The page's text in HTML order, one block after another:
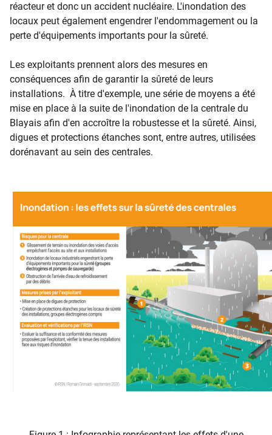
réacteur et donc un accident nucléaire. L'inondation des
locaux peut également engendrer l'endommagement ou la
perte d'équipements importants pour la sûreté.​
Les exploitants prennent alors des mesures en
conséquences afin de garantir la sûreté de leurs
installations. À titre d'exemple, une série de moyens a été
mise en place à la suite de l'inondation de la centrale du
Blayais afin d'en accroître la robustesse et la sûreté. Ainsi,
digues et protections étanches sont, entre autres, utilisées
dorénavant au sein des centrales.